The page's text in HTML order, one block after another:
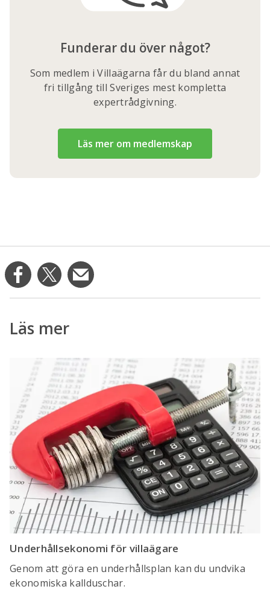
Funderar du över något?
Som medlem i Villaägarna får du bland annat
fri tillgång till Sveriges mest kompletta
expertrådgivning.
Läs mer om medlemskap
Läs mer
Underhållsekonomi för villaägare
Genom att göra en underhållsplan kan du undvika
ekonomiska kallduschar.